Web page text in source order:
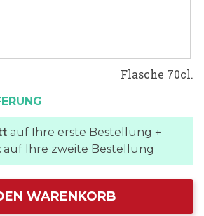
Flasche 70cl.
auf Ihre erste Bestellung +
auf Ihre zweite Bestellung
WARENKORB